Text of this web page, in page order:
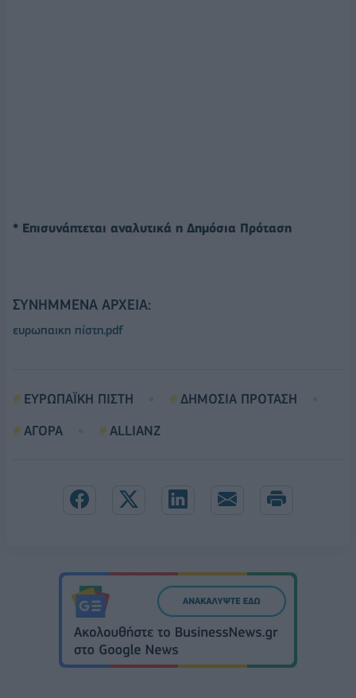
* Επισυνάπτεται αναλυτικά η Δημόσια Πρόταση
ΣΥΝΗΜΜΈΝΑ ΑΡΧΕΊΑ:
ευρωπαικη πίστη.pdf
ΕΥΡΩΠΑΪΚΗ ΠΙΣΤΗ
ΔΗΜΟΣΙΑ ΠΡΟΤΑΣΗ
ΑΓΟΡΑ
ALLIANZ